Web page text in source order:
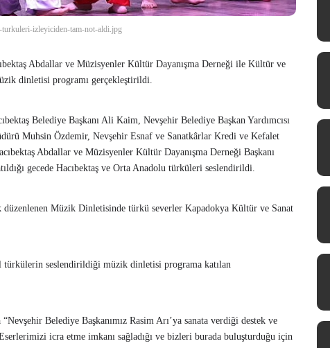
turkuleri-izleyiciden-tam-not-aldi.jpg
Abdallar ve Müzisyenler Kültür Dayanışma Derneği ile Kültür ve
dinletisi programı gerçekleştirildi.
Belediye Başkanı Ali Kaim, Nevşehir Belediye Başkan Yardımcısı
Muhsin Özdemir, Nevşehir Esnaf ve Sanatkârlar Kredi ve Kefalet
Abdallar ve Müzisyenler Kültür Dayanışma Derneği Başkanı
gecede Hacıbektaş ve Orta Anadolu türküleri seslendirildi.
düzenlenen Müzik Dinletisinde türkü severler Kapadokya Kültür ve Sanat
seslendirildiği müzik dinletisi programa katılan
Belediye Başkanımız Rasim Arı’ya sanata verdiği destek ve
icra etme imkanı sağladığı ve bizleri burada buluşturduğu için